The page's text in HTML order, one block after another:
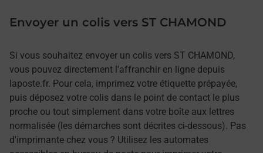
Envoyer un colis vers ST CHAMOND
Si vous souhaitez envoyer un colis vers ST CHAMOND,
vous pouvez directement l'affranchir en ligne depuis
laposte.fr. Pour cela, imprimez votre étiquette prépayée,
puis déposez votre colis dans le point de contact le plus
proche ou tout simplement dans votre boîte aux lettres
normalisée (les démarches sont décrites ci-dessous). Pas
d'imprimante chez vous ? Utilisez les automates